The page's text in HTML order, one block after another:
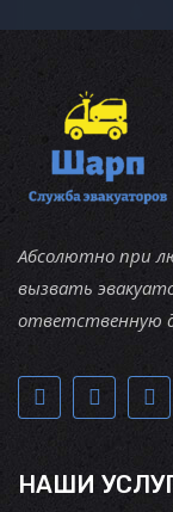
Абсолютно при
вызвать
ответственную
НАШИ